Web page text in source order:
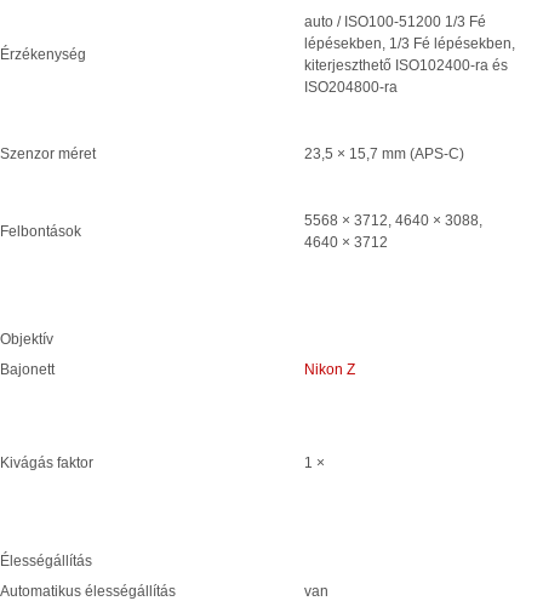
Érzékenység
auto / ISO100-51200 1/3 Fé
lépésekben, 1/3 Fé lépésekben,
kiterjeszthető ISO102400-ra és
ISO204800-ra
Szenzor méret 23,5 × 15,7 mm (APS-C)
Felbontások
5568 × 3712, 4640 × 3088,
4640 × 3712
Objektív
Bajonett
Nikon Z
Kivágás faktor 1 ×
Élességállítás
Automatikus élességállítás
van